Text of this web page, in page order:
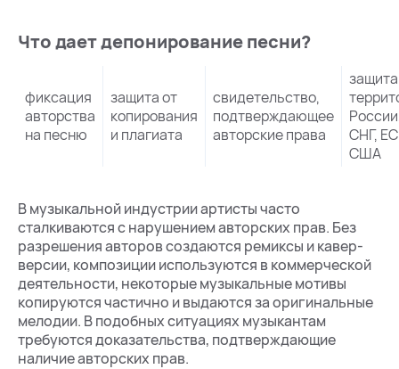
Что дает депонирование песни?
фиксация
авторства
на песню
защита от
копирования
и плагиата
свидетельство,
подтверждающее
авторские права
СНГ,
США
В музыкальной индустрии артисты часто
сталкиваются с нарушением авторских прав. Без
разрешения авторов создаются ремиксы и кавер-
версии, композиции используются в коммерческой
деятельности, некоторые музыкальные мотивы
копируются частично и выдаются за оригинальные
мелодии. В подобных ситуациях музыкантам
требуются доказательства, подтверждающие
наличие авторских прав.